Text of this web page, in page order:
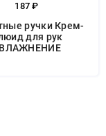
187 ₽
ручки Крем-
для рук